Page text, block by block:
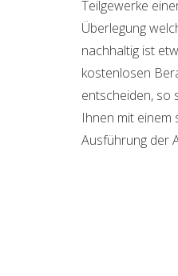
Teilgewerke
Überlegung
nachhaltig ist
kostenlosen
entscheiden, so
Ihnen mit einem
Ausführung der